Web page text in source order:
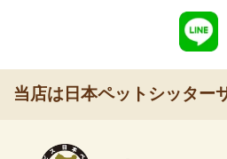
当店は日本ペットシッター